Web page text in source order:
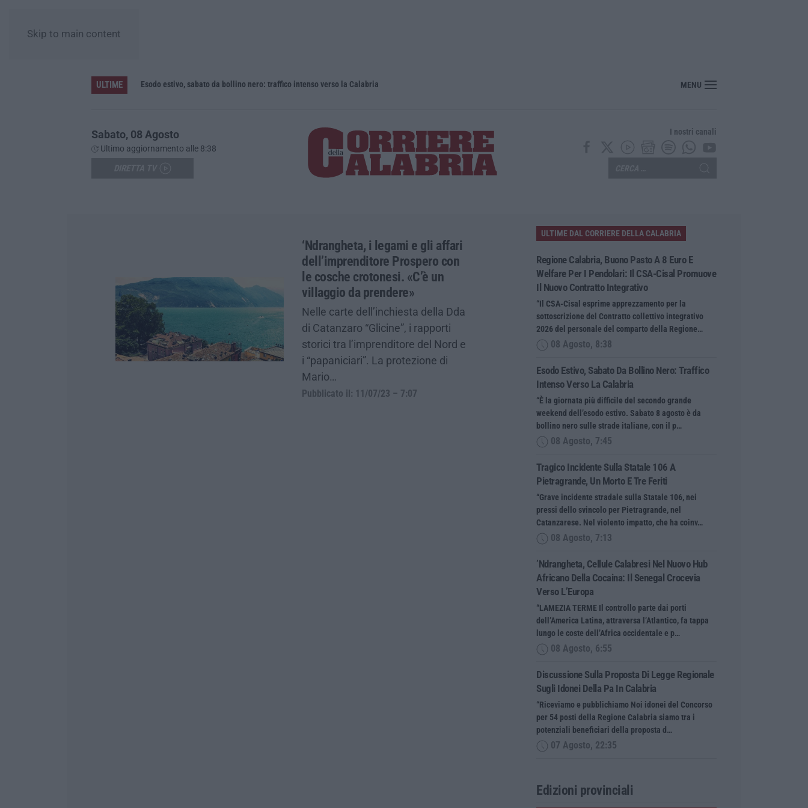
Skip to main content
ULTIME
Regione Calabria, buono pasto a 8 euro e welfare per i pendolari: il CSA-Cisal promuove il nuovo contratto integrativo Esodo estivo, sabato da bollino nero: traffico intenso verso la Calabria Tragico incidente sulla Statale 106 a Pietragrande, un morto e tre feriti
MENU
Sabato, 08 Agosto
Ultimo aggiornamento alle 8:38
I nostri canali
‘Ndrangheta, i legami e gli affari
dell’imprenditore Prospero con
le cosche crotonesi. «C’è un
villaggio da prendere»
Nelle carte dell’inchiesta della Dda
di Catanzaro “Glicine”, i rapporti
storici tra l’imprenditore del Nord e
i “papaniciari”. La protezione di
Mario…
Pubblicato il: 11/07/23 – 7:07
ULTIME DAL CORRIERE DELLA CALABRIA
Regione Calabria, Buono Pasto A 8 Euro E
Welfare Per I Pendolari: Il CSA-Cisal Promuove
Il Nuovo Contratto Integrativo
“Il CSA-Cisal esprime apprezzamento per la
sottoscrizione del Contratto collettivo integrativo
2026 del personale del comparto della Regione…
08 Agosto, 8:38
Esodo Estivo, Sabato Da Bollino Nero: Traffico
Intenso Verso La Calabria
“È la giornata più difficile del secondo grande
weekend dell’esodo estivo. Sabato 8 agosto è da
bollino nero sulle strade italiane, con il p…
08 Agosto, 7:45
Tragico Incidente Sulla Statale 106 A
Pietragrande, Un Morto E Tre Feriti
“Grave incidente stradale sulla Statale 106, nei
pressi dello svincolo per Pietragrande, nel
Catanzarese. Nel violento impatto, che ha coinv…
08 Agosto, 7:13
’Ndrangheta, Cellule Calabresi Nel Nuovo Hub
Africano Della Cocaina: Il Senegal Crocevia
Verso L’Europa
“LAMEZIA TERME Il controllo parte dai porti
dell’America Latina, attraversa l’Atlantico, fa tappa
lungo le coste dell’Africa occidentale e p…
08 Agosto, 6:55
Discussione Sulla Proposta Di Legge Regionale
Sugli Idonei Della Pa In Calabria
“Riceviamo e pubblichiamo Noi idonei del Concorso
per 54 posti della Regione Calabria siamo tra i
potenziali beneficiari della proposta d…
07 Agosto, 22:35
Edizioni provinciali